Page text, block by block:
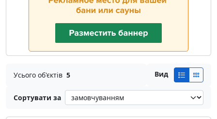
Усього об'єктів 5 Вид
Сортувати за